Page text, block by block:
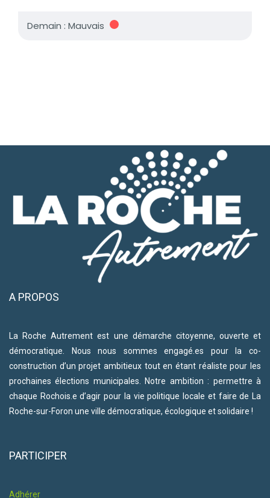
A PROPOS
La Roche Autrement est une démarche citoyenne, ouverte et
démocratique. Nous nous sommes engagé.es pour la co-
construction d’un projet ambitieux tout en étant réaliste pour les
prochaines élections municipales. Notre ambition : permettre à
chaque Rochois.e d’agir pour la vie politique locale et faire de La
Roche-sur-Foron une ville démocratique, écologique et solidaire !
PARTICIPER
Adhérer